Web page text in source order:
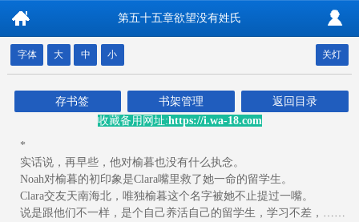
第五十五章欲望没有姓氏
字体 大 中 小 关灯
存书签 书架管理
返回目录
收藏备用网址:https://i.wa-18.com
*
实话说，再早些，他对榆暮也没有什么执念。
Noah对榆暮的初印象是Clara嘴里救了她一命的留学生。
Clara交友天南海北，唯独榆暮这个名字被她不止提过一嘴。
说是跟他们不一样，是个自己养活自己的留学生，学习不差，……